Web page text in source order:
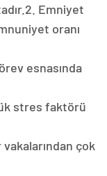
Emniyet
oranı
esnasında
stres faktörü
çok